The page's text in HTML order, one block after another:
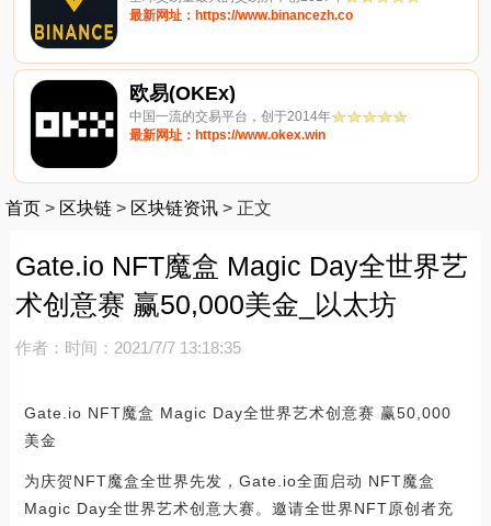
最新网址：https://www.binancezh.co
欧易(OKEx)
中国一流的交易平台，创于2014年
最新网址：https://www.okex.win
首页 > 区块链 > 区块链资讯 > 正文
Gate.io NFT魔盒 Magic Day全世界艺
术创意赛 赢50,000美金_以太坊
作者： 时间：2021/7/7 13:18:35
Gate.io NFT魔盒 Magic Day全世界艺术创意赛 赢50,000
美金
为庆贺NFT魔盒全世界先发，Gate.io全面启动 NFT魔盒
Magic Day全世界艺术创意大赛。邀请全世界NFT原创者充